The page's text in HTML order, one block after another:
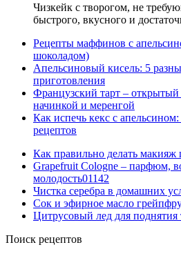
Чизкейк с творогом, не
быстрого, вкусного и
Рецепты маффинов с
шоколадом)
Апельсиновый кисель: 5
приготовления
Французский тарт –
начинкой и меренгой
Как испечь кекс с
рецептов
Как правильно делать макияж
Grapefruit Cologne – парфюм,
молодость01142
Чистка серебра в домашних
Сок и эфирное масло
Цитрусовый лед для поднятия
Поиск рецептов